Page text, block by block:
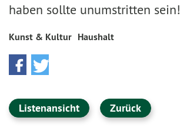
haben sollte unumstritten sein!
Kunst & Kultur Haushalt
Listenansicht Zurück